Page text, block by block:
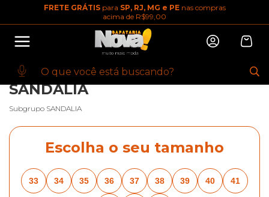
10% OFF na primeira compra
Baixe o app. Cupom BEMVINDO10
(100+)
Abrir
FRETE GRÁTISpara SP, RJ, MG e PEnas compras
acima de R$99,00
BREADCRUMBS.CALCADOS-FEMININOS
SANDALIA
Subgrupo SANDALIA
Escolha o seu tamanho
33 34 35 36 37 38 39 40 41